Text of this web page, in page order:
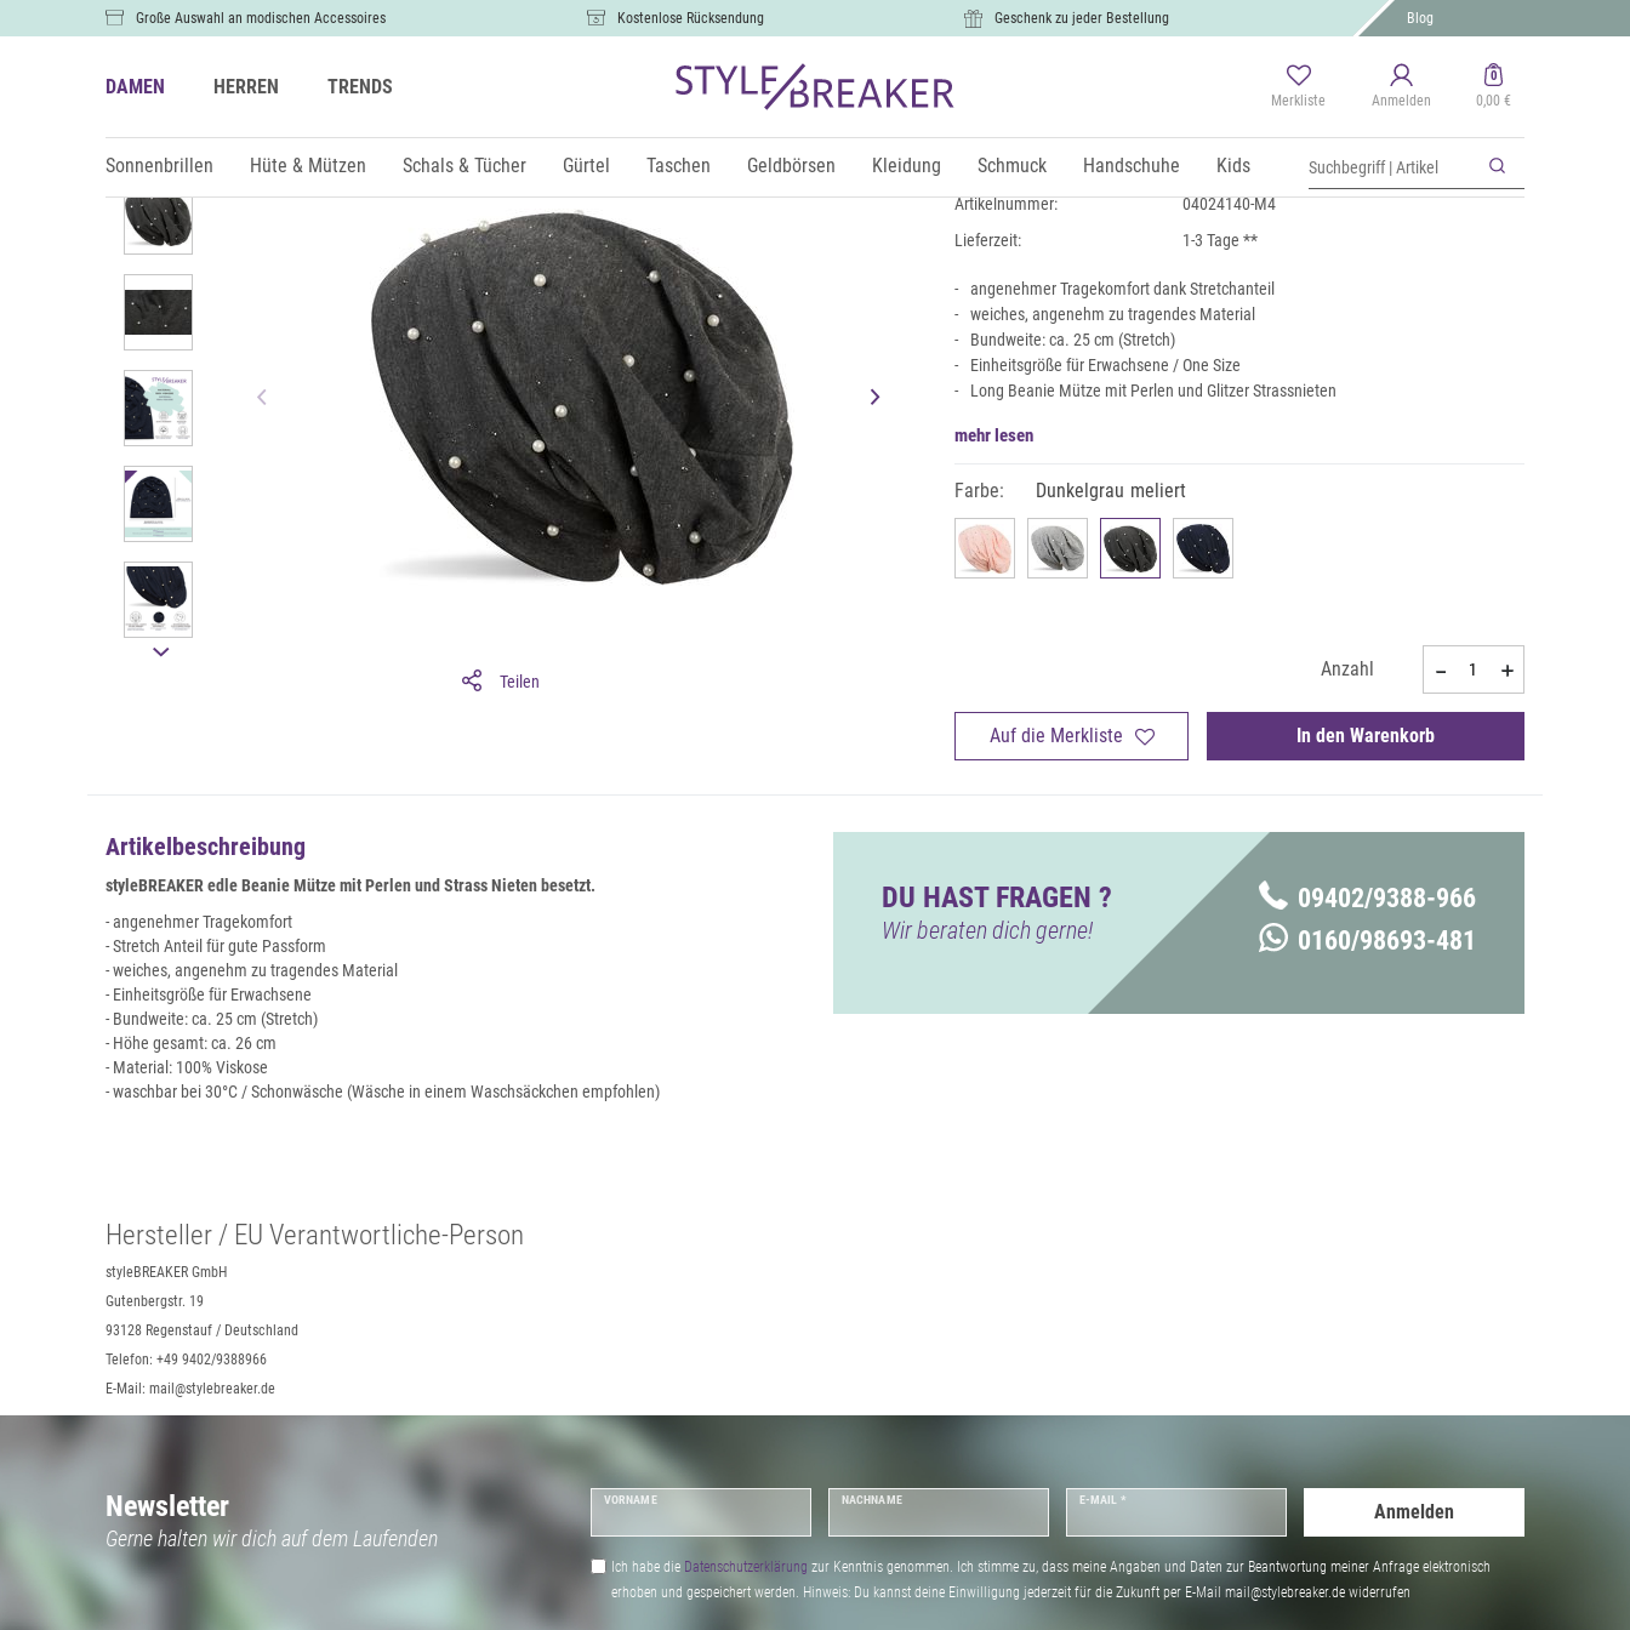
Große Auswahl an modischen Accessoires Kostenlose Rücksendung Geschenk zu jeder Bestellung Blog
DAMEN HERREN TRENDS
Merkliste Anmelden
0
0,00 €
Sonnenbrillen Hüte & Mützen Schals & Tücher Gürtel Taschen Geldbörsen Kleidung Schmuck Handschuhe Kids
Teilen
Beanie mit Perlen und Strass Nieten
9,99 €
inkl. MwSt., zzgl.Versand
Artikelnummer:
04024140-M4
Lieferzeit:
1-3 Tage **
angenehmer Tragekomfort dank Stretchanteil
weiches, angenehm zu tragendes Material
Bundweite: ca. 25 cm (Stretch)
Einheitsgröße für Erwachsene / One Size
Long Beanie Mütze mit Perlen und Glitzer Strassnieten
mehr lesen
Farbe: Dunkelgrau meliert
Anzahl
Auf die Merkliste In den Warenkorb
Artikelbeschreibung
styleBREAKER edle Beanie Mütze mit Perlen und Strass Nieten besetzt.
- angenehmer Tragekomfort
- Stretch Anteil für gute Passform
- weiches, angenehm zu tragendes Material
- Einheitsgröße für Erwachsene
- Bundweite: ca. 25 cm (Stretch)
- Höhe gesamt: ca. 26 cm
- Material: 100% Viskose
- waschbar bei 30°C / Schonwäsche (Wäsche in einem Waschsäckchen empfohlen)
DU HAST FRAGEN ?
Wir beraten dich gerne!
09402/9388-966
0160/98693-481
Hersteller / EU Verantwortliche-Person
styleBREAKER GmbH
Gutenbergstr. 19
93128 Regenstauf / Deutschland
Telefon: +49 9402/9388966
E-Mail: mail@stylebreaker.de
Newsletter
Gerne halten wir dich auf dem Laufenden
VORNAME NACHNAME E-MAIL *
Anmelden
Ich habe die Daten­schutz­erklärung zur Kenntnis genommen. Ich stimme zu, dass meine Angaben und Daten zur Beantwortung meiner Anfrage elektronisch
erhoben und gespeichert werden. Hinweis: Du kannst deine Einwilligung jederzeit für die Zukunft per E-Mail mail@stylebreaker.de widerrufen